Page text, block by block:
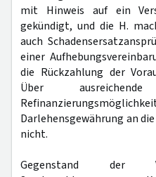
mit Hinweis auf ein
gekündigt, und die H.
auch
einer
die Rückzahlung der
Über
Darlehensgewährung an
nicht.
Gegenstand der